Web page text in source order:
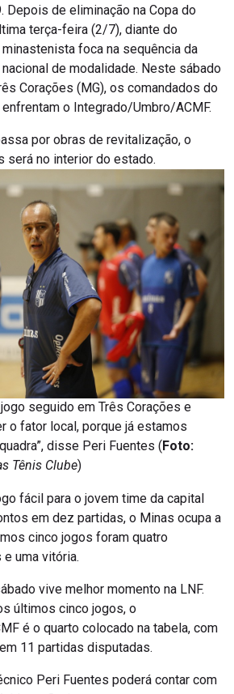
Depois de eliminação na Copa do
terça-feira (2/7), diante do
foca na sequência da
de modalidade. Neste sábado
Corações (MG), os comandados do
o Integrado/Umbro/ACMF.
por obras de revitalização, o
será no interior do estado.
seguido em Três Corações e
o fator local, porque já estamos
disse Peri Fuentes ( Foto:
Tênis Clube)
fácil para o jovem time da capital
em dez partidas, o Minas ocupa a
cinco jogos foram quatro
uma vitória.
vive melhor momento na LNF.
últimos cinco jogos, o
é o quarto colocado na tabela, com
11 partidas disputadas.
Peri Fuentes poderá contar com